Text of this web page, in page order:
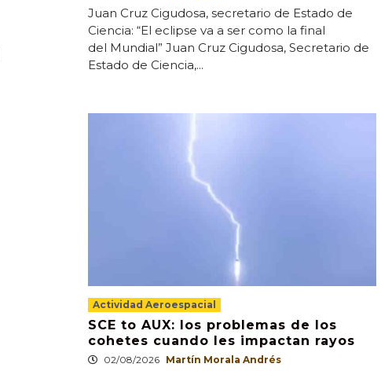
Juan Cruz Cigudosa, secretario de Estado de
Ciencia: “El eclipse va a ser como la final
del Mundial” Juan Cruz Cigudosa, Secretario de
Estado de Ciencia,...
Actividad Aeroespacial
SCE to AUX: los problemas de los
cohetes cuando les impactan rayos
02/08/2026 Martín Morala Andrés